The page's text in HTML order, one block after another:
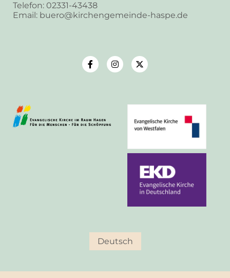
Telefon: 02331-43438
Email: buero@kirchengemeinde-haspe.de
Deutsch